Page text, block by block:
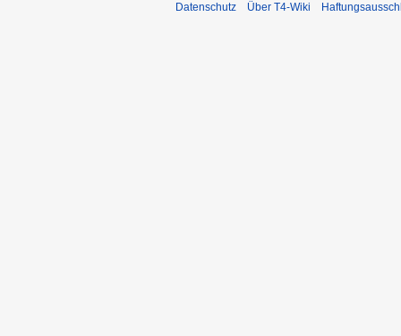
Datenschutz Über T4-Wiki